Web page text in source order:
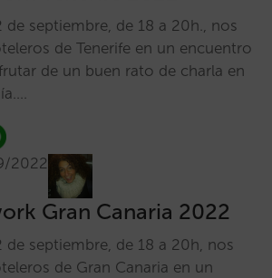
de septiembre, de 18 a 20h., nos
de Tenerife en un encuentro
de un buen rato de charla en
2022
Gran Canaria 2022
de septiembre, de 18 a 20h, nos
de Gran Canaria en un